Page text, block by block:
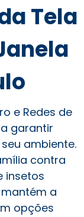
Tela
e Redes de
garantir
ambiente.
contra
insetos
a
opções